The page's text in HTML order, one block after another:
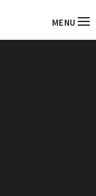
MENU